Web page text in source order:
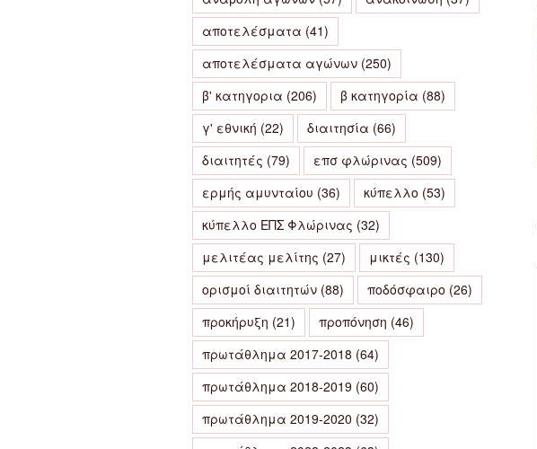
αποτελέσματα (41)
αποτελέσματα αγώνων (250)
β' κατηγορια (206) β κατηγορία (88)
γ' εθνική (22) διαιτησία (66)
διαιτητές (79) επσ φλώρινας (509)
ερμής αμυνταίου (36) κύπελλο (53)
κύπελλο ΕΠΣ Φλώρινας (32)
μελιτέας μελίτης (27) μικτές (130)
ορισμοί διαιτητών (88) ποδόσφαιρο (26)
προκήρυξη (21) προπόνηση (46)
πρωτάθλημα 2017-2018 (64)
πρωτάθλημα 2018-2019 (60)
πρωτάθλημα 2019-2020 (32)